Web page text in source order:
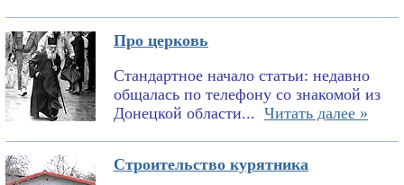
Про церковь
Стандартное начало статьи: недавно
общалась по телефону со знакомой из
Донецкой области... Читать далее »
Строительство курятника